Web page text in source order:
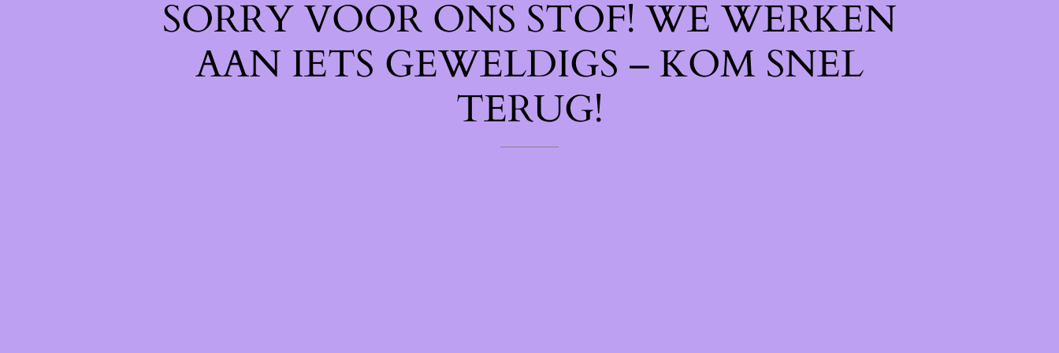
SORRY VOOR ONS STOF! WE WERKEN
AAN IETS GEWELDIGS – KOM SNEL
TERUG!